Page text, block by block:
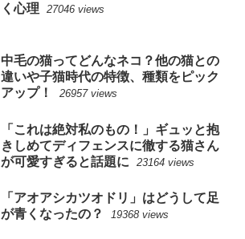
く心理
27046 views
中毛の猫ってどんなネコ？他の猫との
違いや子猫時代の特徴、種類をピック
アップ！
26957 views
「これは絶対私のもの！」ギュッと抱
きしめてディフェンスに徹する猫さん
が可愛すぎると話題に
23164 views
「アオアシカツオドリ」はどうして足
が青くなったの？
19368 views